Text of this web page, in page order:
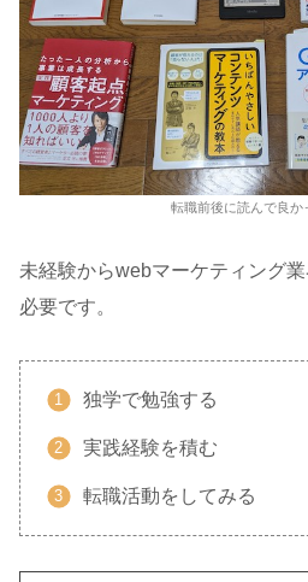
転職前後に読んで良か
未経験からwebマーケティング
必要です。
独学で勉強する
実践経験を積む
転職活動をしてみる